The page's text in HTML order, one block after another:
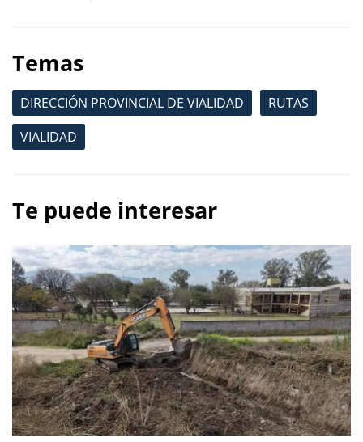
Temas
DIRECCIÓN PROVINCIAL DE VIALIDAD
RUTAS
VIALIDAD
Te puede interesar